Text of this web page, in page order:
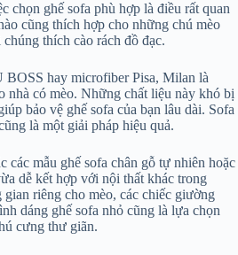
chọn ghế sofa phù hợp là điều rất quan
cũng thích hợp cho những chú mèo
thích cào rách đồ đạc.
BOSS hay microfiber Pisa, Milan là
nhà có mèo. Những chất liệu này khó bị
bảo vệ ghế sofa của bạn lâu dài. Sofa
là một giải pháp hiệu quả.
các mẫu ghế sofa chân gỗ tự nhiên hoặc
dễ kết hợp với nội thất khác trong
riêng cho mèo, các chiếc giường
dáng ghế sofa nhỏ cũng là lựa chọn
cưng thư giãn.